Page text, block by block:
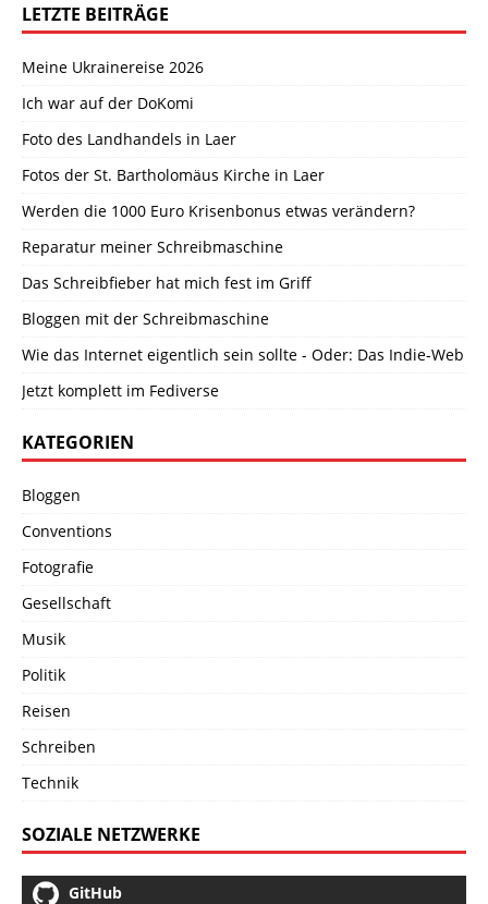
LETZTE BEITRÄGE
Meine Ukrainereise 2026
Ich war auf der DoKomi
Foto des Landhandels in Laer
Fotos der St. Bartholomäus Kirche in Laer
Werden die 1000 Euro Krisenbonus etwas verändern?
Reparatur meiner Schreibmaschine
Das Schreibfieber hat mich fest im Griff
Bloggen mit der Schreibmaschine
Wie das Internet eigentlich sein sollte - Oder: Das Indie-Web
Jetzt komplett im Fediverse
KATEGORIEN
Bloggen
Conventions
Fotografie
Gesellschaft
Musik
Politik
Reisen
Schreiben
Technik
SOZIALE NETZWERKE
GitHub